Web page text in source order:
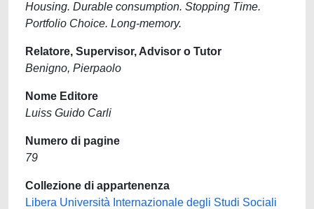
Housing. Durable consumption. Stopping Time.
Portfolio Choice. Long-memory.
Relatore, Supervisor, Advisor o Tutor
Benigno, Pierpaolo
Nome Editore
Luiss Guido Carli
Numero di pagine
79
Collezione di appartenenza
Libera Università Internazionale degli Studi Sociali